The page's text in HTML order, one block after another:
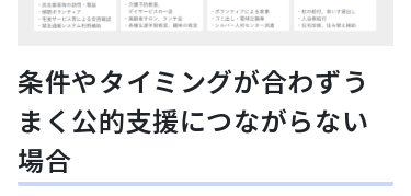
条件やタイミングが合わずう
まく公的支援につながらない
場合